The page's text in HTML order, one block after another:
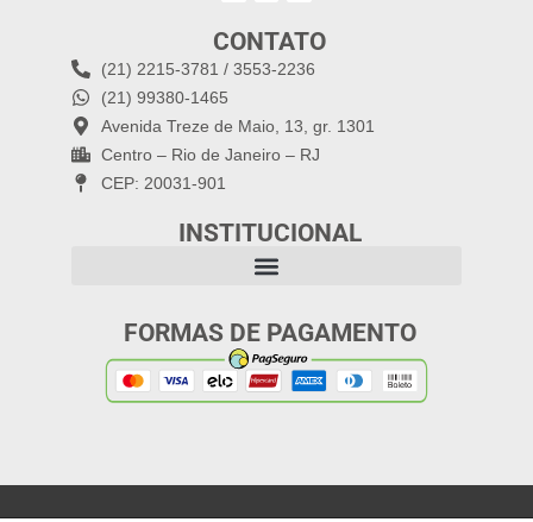
CONTATO
(21) 2215-3781 / 3553-2236
(21) 99380-1465
Avenida Treze de Maio, 13, gr. 1301
Centro – Rio de Janeiro – RJ
CEP: 20031-901
INSTITUCIONAL
FORMAS DE PAGAMENTO